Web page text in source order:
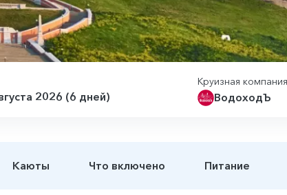
2026 (6 дней)
Круизная компания
ВодоходЪ
Каюты Что включено Питание